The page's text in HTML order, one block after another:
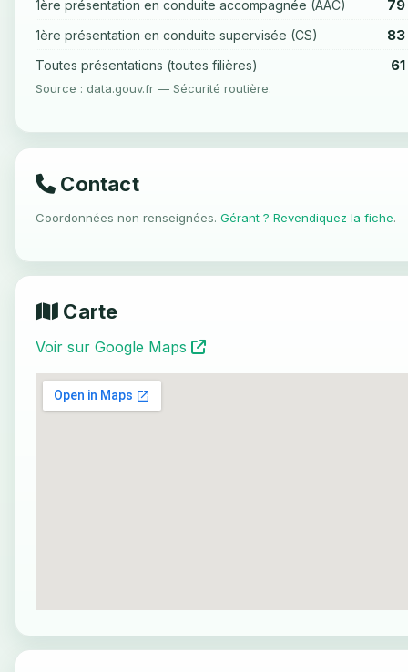
1ère présentation en conduite accompagnée (AAC) 79
1ère présentation en conduite supervisée (CS) 83
Toutes présentations (toutes filières)
Source : data.gouv.fr — Sécurité routière.
Contact
Coordonnées non renseignées. Gérant ? Revendiquez la fiche.
Carte
Voir sur Google Maps